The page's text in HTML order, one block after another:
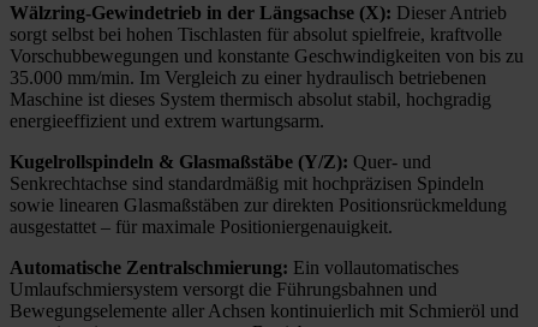
Wälzring-Gewindetrieb in der Längsachse (X): Dieser Antrieb
sorgt selbst bei hohen Tischlasten für absolut spielfreie, kraftvolle
Vorschubbewegungen und konstante Geschwindigkeiten von bis zu
35.000 mm/min. Im Vergleich zu einer hydraulisch betriebenen
Maschine ist dieses System thermisch absolut stabil, hochgradig
energieeffizient und extrem wartungsarm.
Kugelrollspindeln & Glasmaßstäbe (Y/Z): Quer- und
Senkrechtachse sind standardmäßig mit hochpräzisen Spindeln
sowie linearen Glasmaßstäben zur direkten Positionsrückmeldung
ausgestattet – für maximale Positioniergenauigkeit.
Automatische Zentralschmierung: Ein vollautomatisches
Umlaufschmiersystem versorgt die Führungsbahnen und
Bewegungselemente aller Achsen kontinuierlich mit Schmieröl und